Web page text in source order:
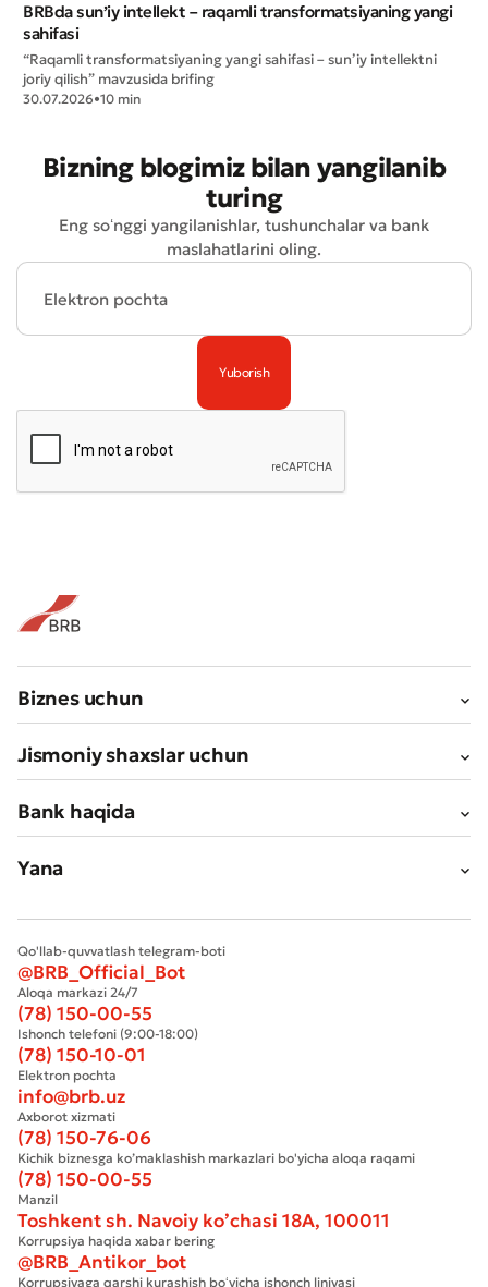
BRBda sun’iy intellekt – raqamli transformatsiyaning yangi
sahifasi
“Raqamli transformatsiyaning yangi sahifasi – sun’iy intellektni
joriy qilish” mavzusida brifing
30.07.2026•10 min
Bizning blogimiz bilan yangilanib
turing
Eng soʻnggi yangilanishlar, tushunchalar va bank
maslahatlarini oling.
Biznes uchun
Jismoniy shaxslar uchun
Bank haqida
Yana
Qo'llab-quvvatlash telegram-boti
@BRB_Official_Bot
Aloqa markazi 24/7
(78) 150-00-55
Ishonch telefoni (9:00-18:00)
(78) 150-10-01
Elektron pochta
info@brb.uz
Axborot xizmati
(78) 150-76-06
Kichik biznesga ko’maklashish markazlari bo'yicha aloqa raqami
(78) 150-00-55
Manzil
Toshkent sh. Navoiy ko’chasi 18А, 100011
Korrupsiya haqida xabar bering
@BRB_Antikor_bot
Korrupsiyaga qarshi kurashish boʻyicha ishonch liniyasi